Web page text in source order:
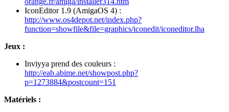
IconEditor 1.9 (AmigaOS 4) :
http://www.os4depot.net/index.php?
function=showfile&file=graphics/iconedit/iconeditor.lha
Jeux :
Inviyya prend des couleurs :
http://eab.abime.net/showpost.php?
p=1273884&postcount=151
Matériels :